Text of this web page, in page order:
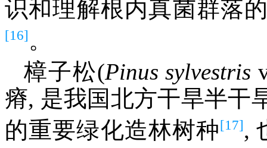
识和理解根内真菌群落
[16] 。
樟子松(Pinus sylvestris
瘠, 是我国北方干旱半干
的重要绿化造林树种[17],